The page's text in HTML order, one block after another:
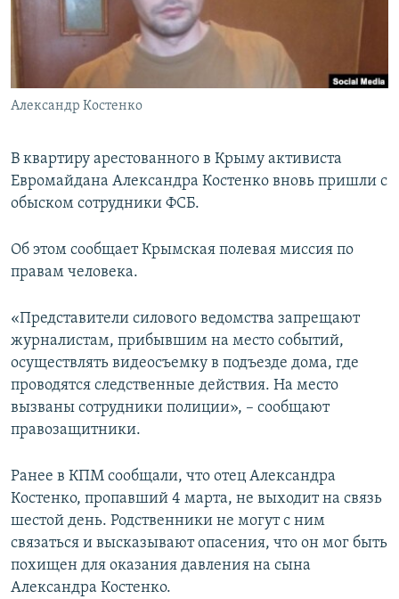
ПОБЕДИТЕЛЕЙ НЕ СУДЯТ?
КРЫМ.НЕПОКОРЕННЫЙ
ELIFBE
УКРАИНСКАЯ ПРОБЛЕМА КРЫМА
ПРИСОЕДИНЯЙТЕСЬ!
Александр Костенко
В квартиру арестованного в Крыму активиста
Евромайдана Александра Костенко вновь пришли с
обыском сотрудники ФСБ.
Об этом сообщает Крымская полевая миссия по
правам человека.
«Представители силового ведомства запрещают
журналистам, прибывшим на место событий,
осуществлять видеосъемку в подъезде дома, где
проводятся следственные действия. На место
вызваны сотрудники полиции», – сообщают
правозащитники.
Ранее в КПМ сообщали, что отец Александра
Костенко, пропавший 4 марта, не выходит на связь
шестой день. Родственники не могут с ним
связаться и высказывают опасения, что он мог быть
похищен для оказания давления на сына
Александра Костенко.